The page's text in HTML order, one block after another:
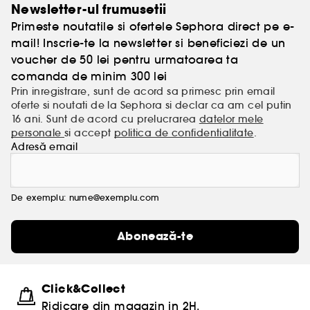
Newsletter-ul frumusetii
Primeste noutatile si ofertele Sephora direct pe e-
mail! Inscrie-te la newsletter si beneficiezi de un
voucher de 50 lei pentru urmatoarea ta
comanda de minim 300 lei
Prin inregistrare, sunt de acord sa primesc prin email
oferte si noutati de la Sephora si declar ca am cel putin
16 ani. Sunt de acord cu prelucrarea datelor mele
personalesi accept politica de confidentialitate.
Adresă email
De exemplu: nume@exemplu.com
Abonează-te
Click&Collect
Ridicare din magazin in 2H.